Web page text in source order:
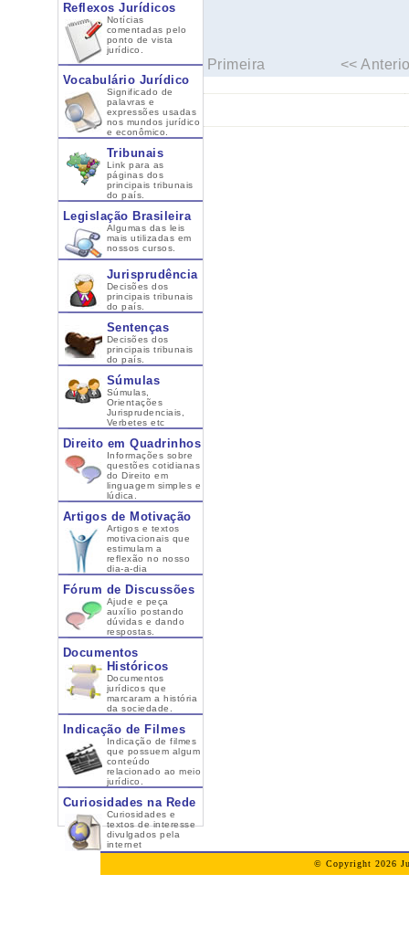
Reflexos Jurídicos
Notícias
comentadas pelo
ponto de vista
jurídico.
Vocabulário Jurídico
Significado de
palavras e
expressões usadas
nos mundos jurídico
e econômico.
Tribunais
Link para as
páginas dos
principais tribunais
do país.
Legislação Brasileira
Algumas das leis
mais utilizadas em
nossos cursos.
Jurisprudência
Decisões dos
principais tribunais
do país.
Sentenças
Decisões dos
principais tribunais
do país.
Súmulas
Súmulas,
Orientações
Jurisprudenciais,
Verbetes etc
Direito em Quadrinhos
Informações sobre
questões cotidianas
do Direito em
linguagem simples e
lúdica.
Artigos de Motivação
Artigos e textos
motivacionais que
estimulam a
reflexão no nosso
dia-a-dia
Fórum de Discussões
Ajude e peça
auxílio postando
dúvidas e dando
respostas.
Documentos
Históricos
Documentos
jurídicos que
marcaram a história
da sociedade.
Indicação de Filmes
Indicação de filmes
que possuem algum
conteúdo
relacionado ao meio
jurídico.
Curiosidades na Rede
Curiosidades e
textos de interesse
divulgados pela
internet
Primeira <<
© Copyright 2026